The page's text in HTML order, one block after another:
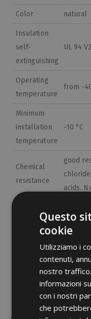
Color natural
Insulation
self-
extinguishing
UL 94 V2
Operating
temperature
from -
Minimum
installation
temperature
-10 °C
Chemical
resistance
good
acids.
According to
EN
Classification type 1
11FA08B
Questo
cookie
Utilizziamo i
contenuti,
nostro
informazioni
con i nostri
che